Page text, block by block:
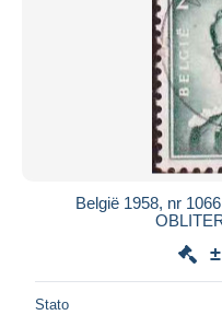
België 1958, nr
Stato